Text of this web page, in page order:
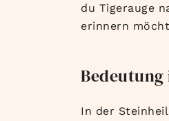
du Tigerauge
erinnern
In der